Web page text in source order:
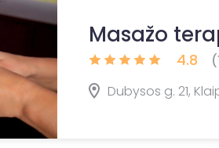
Masažo
4.8
Dubysos g. 21,